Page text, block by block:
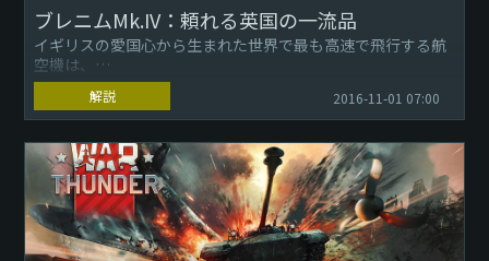
ブレニムMk.IV：頼れる英国の一流品
イギリスの愛国心から生まれた世界で最も高速で飛行する航
空機は、
航空機の性能へ新たな期待を寄せる航空設計におけるトレン
ドセッターの一つでした。
日々進歩していましたが、戦争開始...
解説 2016-11-01 07:00